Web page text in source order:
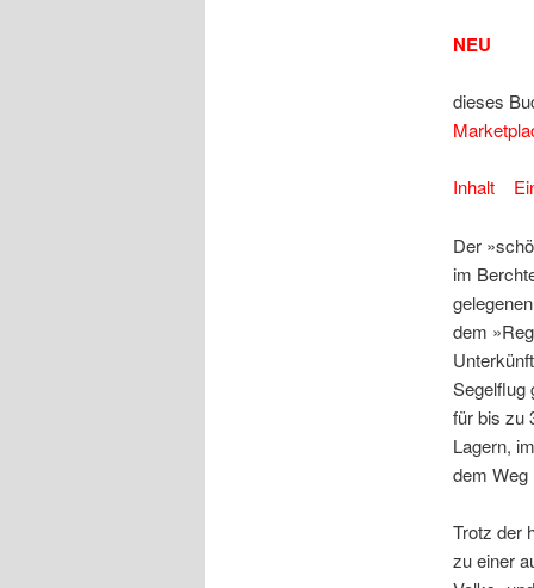
NEU
dieses
Inhalt
Der
im
dem
Segelflug
für bis zu
Lagern,
dem Weg
Trotz der
zu einer